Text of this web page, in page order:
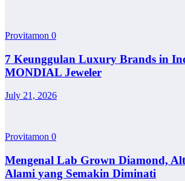
Provitamon 0
7 Keunggulan Luxury Brands in
MONDIAL Jeweler
July 21, 2026
Provitamon 0
Mengenal Lab Grown Diamond,
Alami yang Semakin Diminati